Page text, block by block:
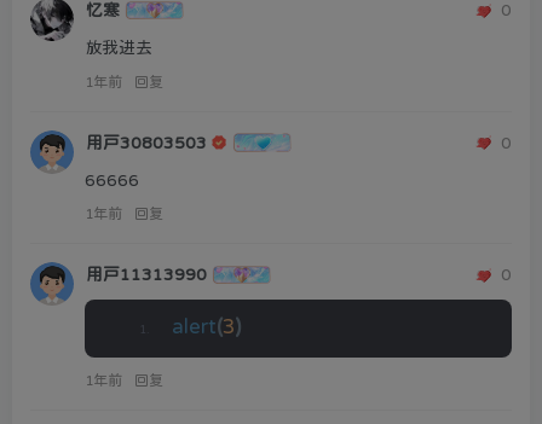
忆寒 0
放我进去
1年前 回复
用户30803503 0
66666
1年前 回复
用户11313990 0
alert(3)
1年前 回复